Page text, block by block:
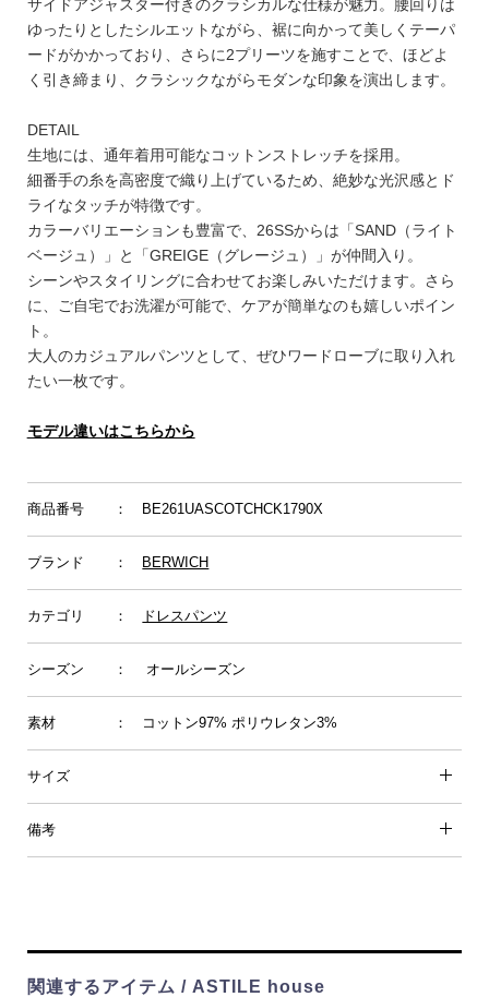
サイドアジャスター付きのクラシカルな仕様が魅力。腰回りは
ゆったりとしたシルエットながら、裾に向かって美しくテーパ
ードがかかっており、さらに2プリーツを施すことで、ほどよ
く引き締まり、クラシックながらモダンな印象を演出します。
DETAIL
生地には、通年着用可能なコットンストレッチを採用。
細番手の糸を高密度で織り上げているため、絶妙な光沢感とド
ライなタッチが特徴です。
カラーバリエーションも豊富で、26SSからは「SAND（ライト
ベージュ）」と「GREIGE（グレージュ）」が仲間入り。
シーンやスタイリングに合わせてお楽しみいただけます。さら
に、ご自宅でお洗濯が可能で、ケアが簡単なのも嬉しいポイン
ト。
大人のカジュアルパンツとして、ぜひワードローブに取り入れ
たい一枚です。
モデル違いはこちらから
商品番号 ： BE261UASCOTCHCK1790X
ブランド ： BERWICH
カテゴリ ： ドレスパンツ
シーズン ： オールシーズン
素材 ： コットン97% ポリウレタン3%
サイズ
備考
関連するアイテム / ASTILE house